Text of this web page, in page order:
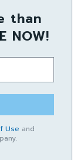
than
NOW!
Use and